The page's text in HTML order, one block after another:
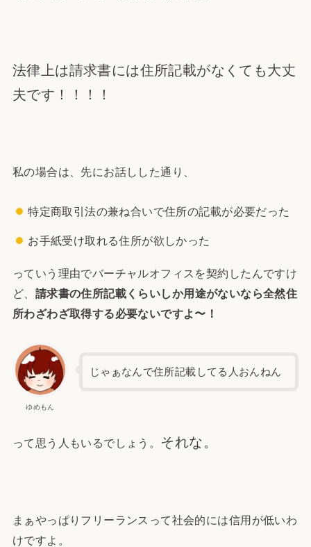
法律上は請求書には住所記載がなくても大丈
夫です！！！！
私の場合は、先にお話しした通り、
特定商取引法の兼ね合いで住所の記載が必要だった
お手紙受け取れる住所が欲しかった
っていう理由でバーチャルオフィスを契約したんですけ
ど、 請求書の住所記載くらいしか用途がないなら全然住
所わざわざ取得する必要ないですよ〜！
ゆめもん
じゃぁなんで住所記載してる人おんねん
って思う人もいるでしょう。 それな。
まぁやっぱりフリーランスって社会的には信用が低いわ
けですよ。